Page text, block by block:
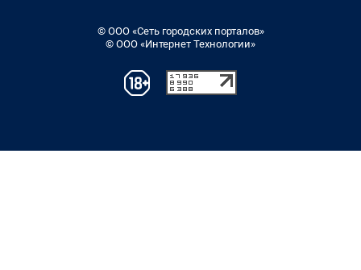
© ООО «Сеть городских порталов»
© ООО «Интернет Технологии»